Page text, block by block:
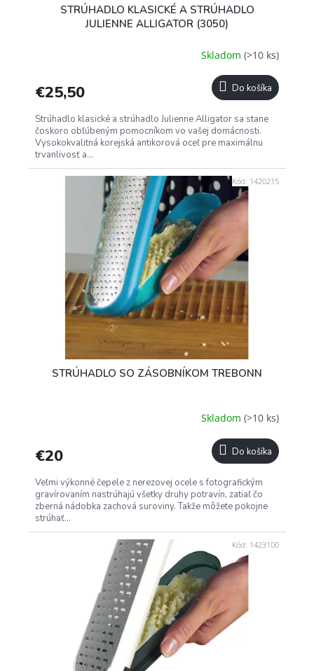
STRÚHADLO KLASICKÉ A STRÚHADLO
JULIENNE ALLIGATOR (3050)
Skladom (>10 ks)
€25,50 Do košíka
Strúhadlo klasické a strúhadlo Julienne Alligator sa stane
čoskoro obľúbeným pomocníkom vo vašej domácnosti.
Vysokokvalitná korejská antikorová oceľ pre maximálnu
trvanlivosť a...
STRÚHADLO SO ZÁSOBNÍKOM TREBONN
Skladom (>10 ks)
€20 Do košíka
Veľmi výkonné čepele z nerezovej ocele s fotografickým
gravírovaním nastrúhajú všetky druhy potravín, zatiaľ čo
zberná nádobka zachová suroviny. Takže môžete pokojne
strúhať...
Kód: 1420215
Kód: 1423100